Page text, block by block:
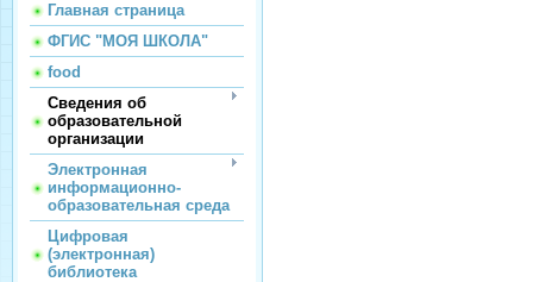
Главная страница
ФГИС "МОЯ ШКОЛА"
food
Сведения об
образовательной
организации
Электронная
информационно-
образовательная среда
Цифровая
(электронная)
библиотека